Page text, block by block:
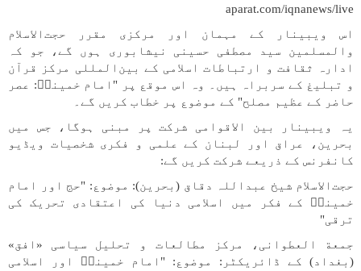
aparat.com/iqnanews/live
اس ویبینار کے مہمان اور مرکزی مقرر حجت‌الاسلام
والمسلمین سید مصطفی حسینی نیشابوری ہوں گے، جو کہ
ادارہ ثقافت و ارتباطات اسلامی کے بین‌المللی مرکز قرآن
و تبلیغ کے سربراہ ہیں۔ وہ اس موقع پر "امام خمینیؒ: عصر
حاضر کے عظیم مصلح" کے موضوع پر خطاب کریں گے۔
یہ ویبینار بین الاقوامی شرکت پر مبنی ہوگا، جس میں
بحرین، عراق اور لبنان کے علمی و فکری شخصیات ویڈیو
کانفرنس کے ذریعے شرکت کریں گے:
حجت‌الاسلام شیخ عبداللہ دقاق (بحرین): موضوع: "حج اور امام
خمینیؒ کے فکر میں اسلامی دنیا کی اعتقادی تحریک کی
ترقی"
جمعة العطوانی، مرکز مطالعات و تحلیل سیاسی «افق»
(بغداد) کے ڈائریکٹر: موضوع: "امام خمینیؒ اور اسلامی